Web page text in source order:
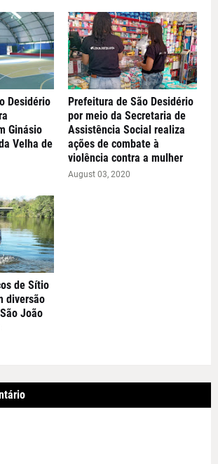
Desidério
Ginásio
Velha de
Prefeitura de São Desidério
por meio da Secretaria de
Assistência Social realiza
ações de combate à
violência contra a mulher
August 03, 2020
de Sítio
diversão
João